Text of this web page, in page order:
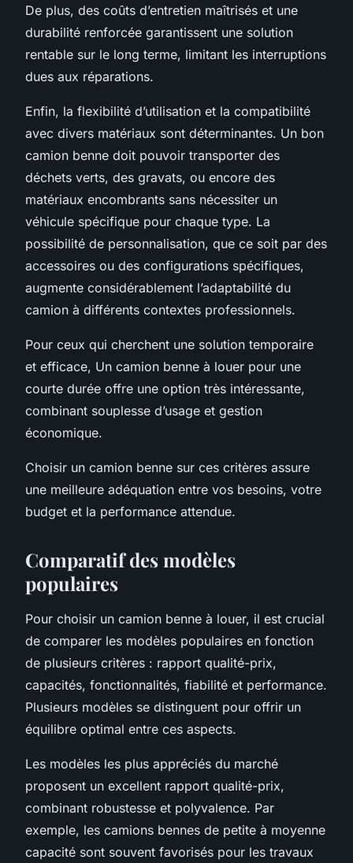
De plus, des coûts d’entretien maîtrisés et une
durabilité renforcée garantissent une solution
rentable sur le long terme, limitant les interruptions
dues aux réparations.
Enfin, la flexibilité d’utilisation et la compatibilité
avec divers matériaux sont déterminantes. Un bon
camion benne doit pouvoir transporter des
déchets verts, des gravats, ou encore des
matériaux encombrants sans nécessiter un
véhicule spécifique pour chaque type. La
possibilité de personnalisation, que ce soit par des
accessoires ou des configurations spécifiques,
augmente considérablement l’adaptabilité du
camion à différents contextes professionnels.
Pour ceux qui cherchent une solution temporaire
et efficace, Un camion benne à louer pour une
courte durée offre une option très intéressante,
combinant souplesse d’usage et gestion
économique.
Choisir un camion benne sur ces critères assure
une meilleure adéquation entre vos besoins, votre
budget et la performance attendue.
Comparatif des modèles
populaires
Pour choisir un camion benne à louer, il est crucial
de comparer les modèles populaires en fonction
de plusieurs critères : rapport qualité-prix,
capacités, fonctionnalités, fiabilité et performance.
Plusieurs modèles se distinguent pour offrir un
équilibre optimal entre ces aspects.
Les modèles les plus appréciés du marché
proposent un excellent rapport qualité-prix,
combinant robustesse et polyvalence. Par
exemple, les camions bennes de petite à moyenne
capacité sont souvent favorisés pour les travaux